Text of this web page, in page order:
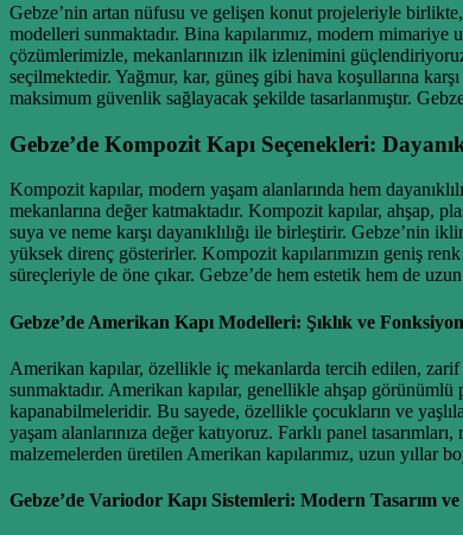
Gebze’nin artan nüfusu ve gelişen konut projeleriyle
modelleri sunmaktadır. Bina kapılarımız, modern
çözümlerimizle, mekanlarınızın ilk izlenimini
seçilmektedir. Yağmur, kar, güneş gibi hava koşullarına
maksimum güvenlik sağlayacak şekilde tasarlanmıştır.
Gebze’de Kompozit Kapı Seçenekleri:
Kompozit kapılar, modern yaşam alanlarında hem
mekanlarına değer katmaktadır. Kompozit kapılar, ahşap,
suya ve neme karşı dayanıklılığı ile birleştirir. Gebze’nin
yüksek direnç gösterirler. Kompozit kapılarımızın geniş
süreçleriyle de öne çıkar. Gebze’de hem estetik hem de
Gebze’de Amerikan Kapı Modelleri: Şıklık ve
Amerikan kapılar, özellikle iç mekanlarda tercih edilen,
sunmaktadır. Amerikan kapılar, genellikle ahşap
kapanabilmeleridir. Bu sayede, özellikle çocukların ve
yaşam alanlarınıza değer katıyoruz. Farklı panel
malzemelerden üretilen Amerikan kapılarımız, uzun yıllar
Gebze’de Variodor Kapı Sistemleri: Modern Tasarım